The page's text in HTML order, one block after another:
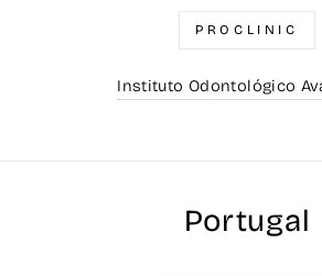
PROCLINIC
Instituto Odontológico
Portugal